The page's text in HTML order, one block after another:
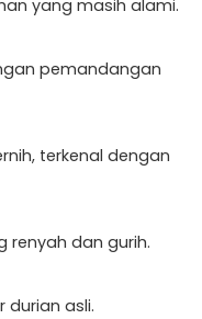
yang masih alami.
pemandangan
terkenal dengan
renyah dan gurih.
durian asli.